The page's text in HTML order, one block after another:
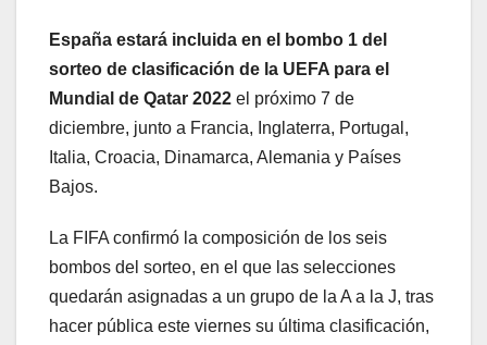
España estará incluida en el bombo 1 del
sorteo de clasificación de la UEFA para el
Mundial de Qatar 2022 el próximo 7 de
diciembre, junto a Francia, Inglaterra, Portugal,
Italia, Croacia, Dinamarca, Alemania y Países
Bajos.
La FIFA confirmó la composición de los seis
bombos del sorteo, en el que las selecciones
quedarán asignadas a un grupo de la A a la J, tras
hacer pública este viernes su última clasificación,